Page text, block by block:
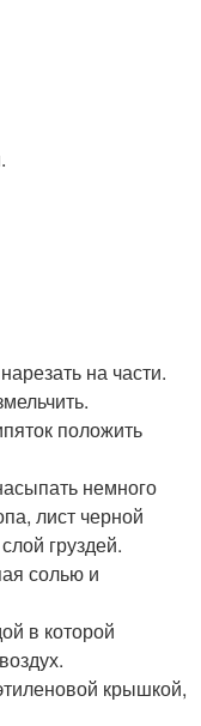
на части.
положить
немного
лист черной
груздей.
солью и
в которой
крышкой,